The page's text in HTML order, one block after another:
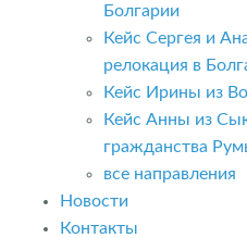
Болгарии
Кейс Сергея и
релокация в
Кейс Ирины из
Кейс Анны из
гражданства
все направления
Новости
Контакты